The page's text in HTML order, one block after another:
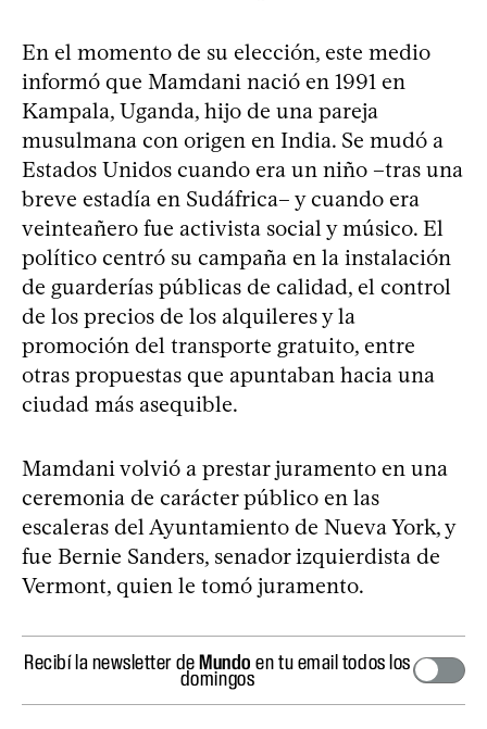
En el momento de su elección, este medio
informó que Mamdani nació en 1991 en
Kampala, Uganda, hijo de una pareja
musulmana con origen en India. Se mudó a
Estados Unidos cuando era un niño –tras una
breve estadía en Sudáfrica– y cuando era
veinteañero fue activista social y músico. El
político centró su campaña en la instalación
de guarderías públicas de calidad, el control
de los precios de los alquileres y la
promoción del transporte gratuito, entre
otras propuestas que apuntaban hacia una
ciudad más asequible.
Mamdani volvió a prestar juramento en una
ceremonia de carácter público en las
escaleras del Ayuntamiento de Nueva York, y
fue Bernie Sanders, senador izquierdista de
Vermont, quien le tomó juramento.
Recibí la newsletter deMundo en tu email todos los
domingos